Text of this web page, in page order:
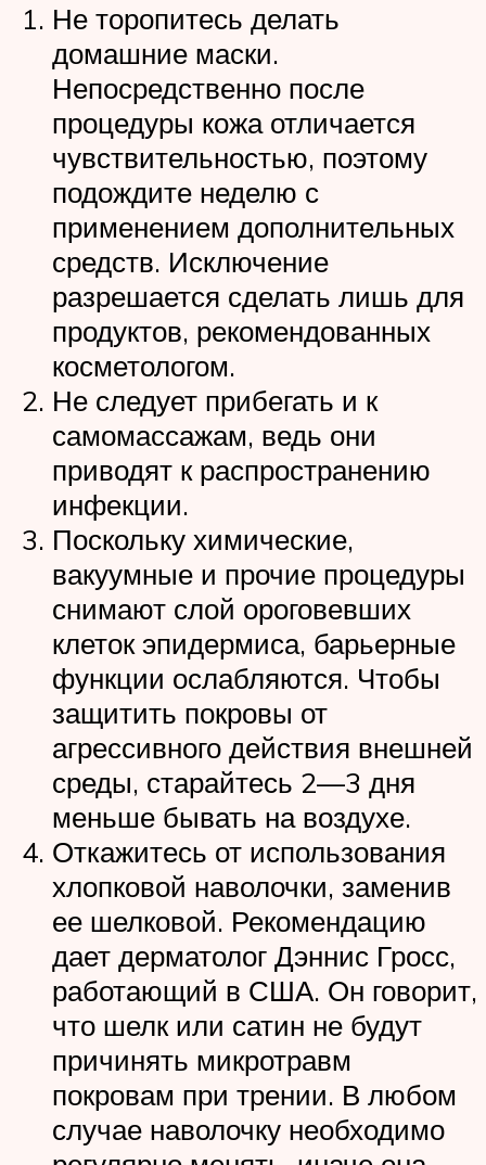
Не торопитесь делать
домашние маски.
Непосредственно после
процедуры кожа отличается
чувствительностью, поэтому
подождите неделю с
применением дополнительных
средств. Исключение
разрешается сделать лишь для
продуктов, рекомендованных
косметологом.
Не следует прибегать и к
самомассажам, ведь они
приводят к распространению
инфекции.
Поскольку химические,
вакуумные и прочие процедуры
снимают слой ороговевших
клеток эпидермиса, барьерные
функции ослабляются. Чтобы
защитить покровы от
агрессивного действия внешней
среды, старайтесь 2—3 дня
меньше бывать на воздухе.
Откажитесь от использования
хлопковой наволочки, заменив
ее шелковой. Рекомендацию
дает дерматолог Дэннис Гросс,
работающий в США. Он говорит,
что шелк или сатин не будут
причинять микротравм
покровам при трении. В любом
случае наволочку необходимо